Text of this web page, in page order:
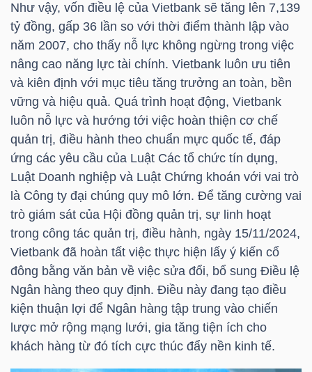
Như vậy, vốn điều lệ của Vietbank sẽ tăng lên 7,139
tỷ đồng, gấp 36 lần so với thời điểm thành lập vào
năm 2007, cho thấy nỗ lực không ngừng trong việc
nâng cao năng lực tài chính. Vietbank luôn ưu tiên
và kiên định với mục tiêu tăng trưởng an toàn, bền
vững và hiệu quả. Quá trình hoạt động, Vietbank
luôn nỗ lực và hướng tới việc hoàn thiện cơ chế
quản trị, điều hành theo chuẩn mực quốc tế, đáp
ứng các yêu cầu của Luật Các tổ chức tín dụng,
Luật Doanh nghiệp và Luật Chứng khoán với vai trò
là Công ty đại chúng quy mô lớn. Để tăng cường vai
trò giám sát của Hội đồng quản trị, sự linh hoạt
trong công tác quản trị, điều hành, ngày 15/11/2024,
Vietbank đã hoàn tất việc thực hiện lấy ý kiến cổ
đông bằng văn bản về việc sửa đổi, bổ sung Điều lệ
Ngân hàng theo quy định. Điều này đang tạo điều
kiện thuận lợi để Ngân hàng tập trung vào chiến
lược mở rộng mạng lưới, gia tăng tiện ích cho
khách hàng từ đó tích cực thúc đẩy nền kinh tế.
DOANH
NGHIỆP
CỔ
PHIẾU
PHÁI
SINH
TRÁI
PHIẾU
CÔNG